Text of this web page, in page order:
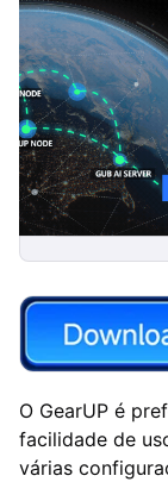
O GearUP é
facilidade de
várias